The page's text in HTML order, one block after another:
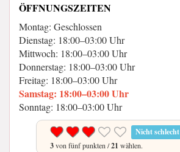
ÖFFNUNGSZEITEN
Montag: Geschlossen
Dienstag: 18:00–03:00 Uhr
Mittwoch: 18:00–03:00 Uhr
Donnerstag: 18:00–03:00 Uhr
Freitag: 18:00–03:00 Uhr
Samstag: 18:00–03:00 Uhr
Sonntag: 18:00–03:00 Uhr
Nicht schlecht
3von fünf punkten /21 wählen.